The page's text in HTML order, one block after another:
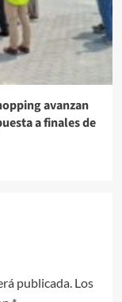
avanzan
a finales de
publicada. Los